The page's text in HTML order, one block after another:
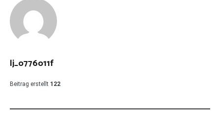
lj_o776o11f
Beitrag erstellt 122